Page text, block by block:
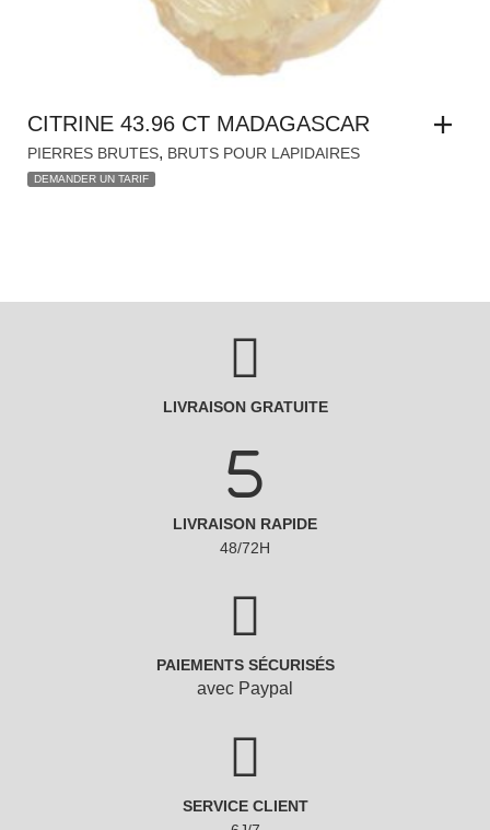
CITRINE 43.96 CT MADAGASCAR
PIERRES BRUTES, BRUTS POUR LAPIDAIRES
DEMANDER UN TARIF
LIVRAISON GRATUITE
LIVRAISON RAPIDE
48/72H
PAIEMENTS SÉCURISÉS
avec Paypal
SERVICE CLIENT